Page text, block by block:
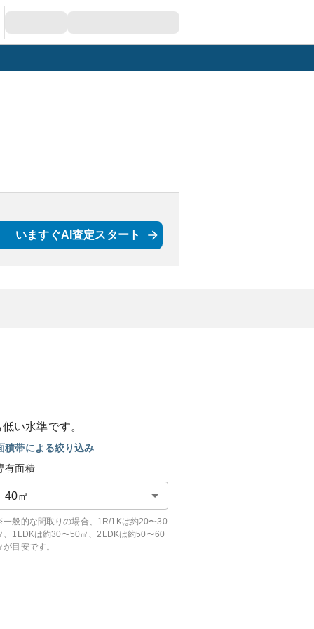
いますぐAI査定スタート
低い水準です。
積帯による絞り込み
有面積
40㎡
般的な間取りの場合、1R/1Kは約20〜30
、1LDKは約30〜50㎡、2LDKは約50〜60
が目安です。